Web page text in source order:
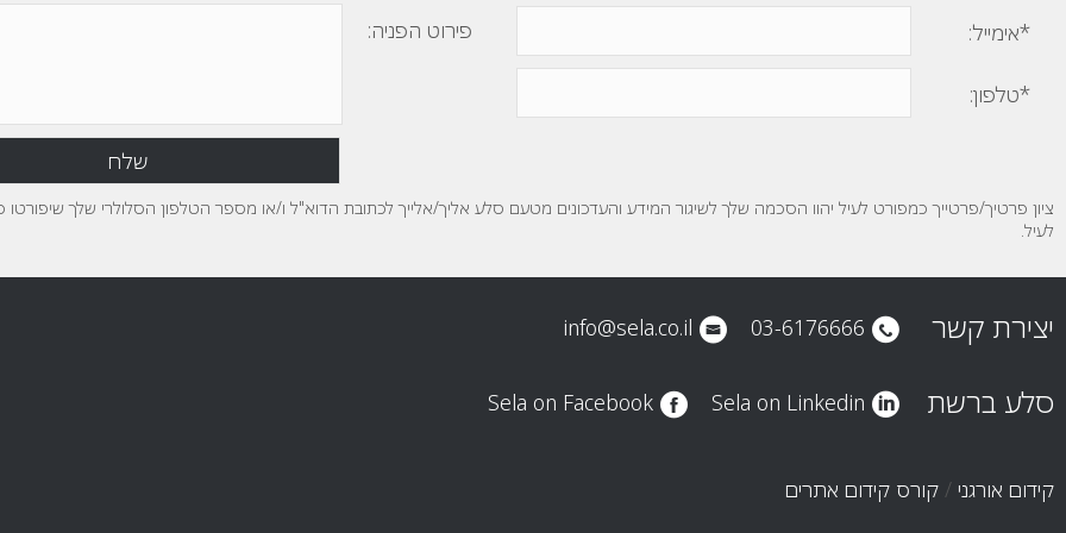
*אימייל:
*טלפון:
פירוט הפניה:
ציון פרטיך/פרטייך כמפורט לעיל יהוו הסכמה שלך לשיגור המידע והעדכונים מטעם סלע אליך/אלייך לכתובת הדוא"ל ו/או מספר הטלפון הסלולרי שלך שיפורטו
לעיל.
יצירת קשר 03-6176666
info@sela.co.il
סלע ברשת Sela on Linkedin
Sela on Facebook
קידום אורגני / קורס קידום אתרים